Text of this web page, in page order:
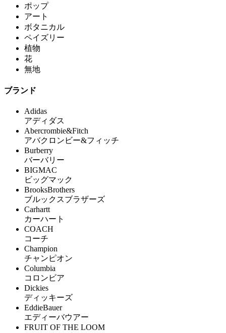
ポップ
アート
ボタニカル
ペイズリー
植物
花
無地
ブランド
Adidas
アディダス
Abercrombie&Fitch
アバクロンビー&フィッチ
Burberry
バーバリー
BIGMAC
ビッグマック
BrooksBrothers
ブルックスブラザーズ
Carhartt
カーハート
COACH
コーチ
Champion
チャンピオン
Columbia
コロンビア
Dickies
ディッキーズ
EddieBauer
エディーバウアー
FRUIT OF THE LOOM